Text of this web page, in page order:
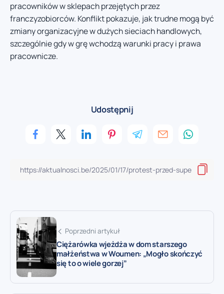
pracowników w sklepach przejętych przez
franczyzobiorców. Konflikt pokazuje, jak trudne mogą być
zmiany organizacyjne w dużych sieciach handlowych,
szczególnie gdy w grę wchodzą warunki pracy i prawa
pracownicze.
Udostępnij
Poprzedni artykuł
Ciężarówka wjeżdża w dom starszego
małżeństwa w Woumen: „Mogło skończyć
się to o wiele gorzej”